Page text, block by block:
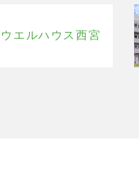
ウエルハウス西宮